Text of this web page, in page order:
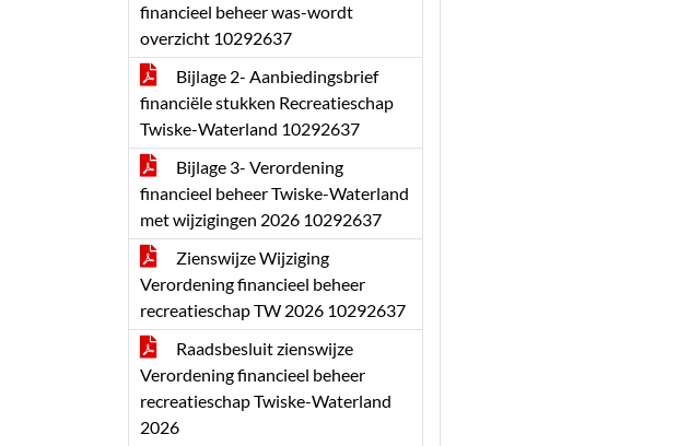
financieel beheer was-wordt
overzicht 10292637
Bijlage 2- Aanbiedingsbrief
financiële stukken Recreatieschap
Twiske-Waterland 10292637
Bijlage 3- Verordening
financieel beheer Twiske-Waterland
met wijzigingen 2026 10292637
Zienswijze Wijziging
Verordening financieel beheer
recreatieschap TW 2026 10292637
Raadsbesluit zienswijze
Verordening financieel beheer
recreatieschap Twiske-Waterland
2026